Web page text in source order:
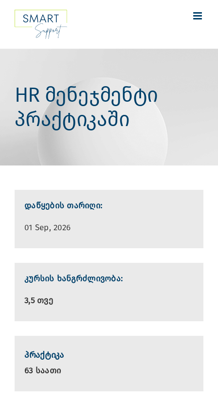
content
HR მენეჯმენტი
პრაქტიკაში
დაწყების თარიღი:
01 Sep, 2026
კურსის ხანგრძლივობა:
3,5 თვე
პრაქტიკა
63 საათი